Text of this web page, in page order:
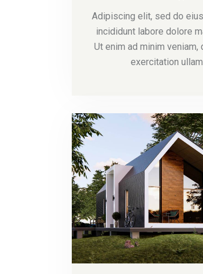
Adipiscing elit, sed do
incididunt labore dolore
Ut enim ad minim veniam,
exercitation